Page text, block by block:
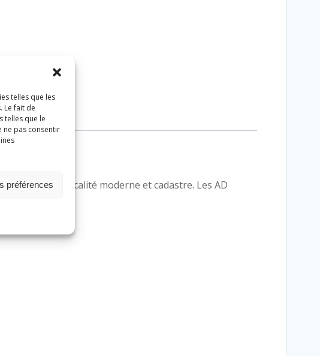
telles que les
Le fait de
telles que le
ne pas consentir
préférences
Pagnol. Fiscalité moderne et cadastre. Les AD